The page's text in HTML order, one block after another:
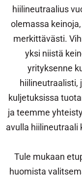
hiilineutraalius
olemassa
merkittävästi.
yksi niistä
yrityksenne
hiilineutraalisti,
kuljetuksissa
ja teemme
avulla
Tule mukaan
huomista